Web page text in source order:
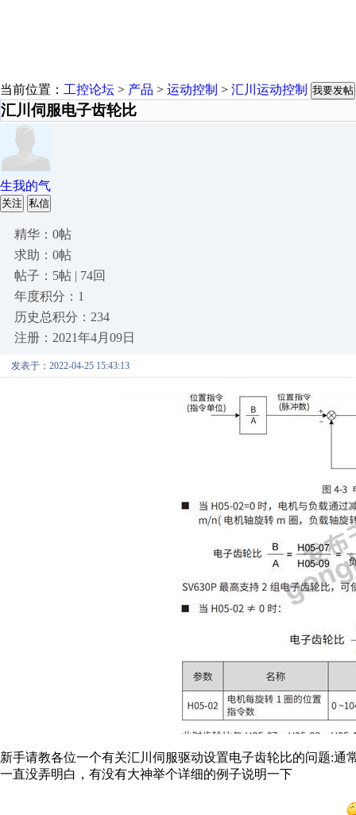
当前位置： 工控论坛 > 产品 > 运动控制 > 汇川运动控制 我要发帖
汇川伺服电子齿轮比
生我的气
关注 私信
精华：0帖
求助：0帖
帖子：5帖 | 74回
年度积分：1
历史总积分：234
注册：2021年4月09日
发表于：2022-04-25 15:43:13
新手请教各位一个有关汇川伺服驱动设置电子齿轮比的问题:
一直没弄明白，有没有大神举个详细的例子说明一下